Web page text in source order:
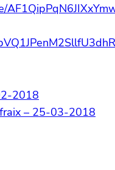
2018
– 25-03-2018